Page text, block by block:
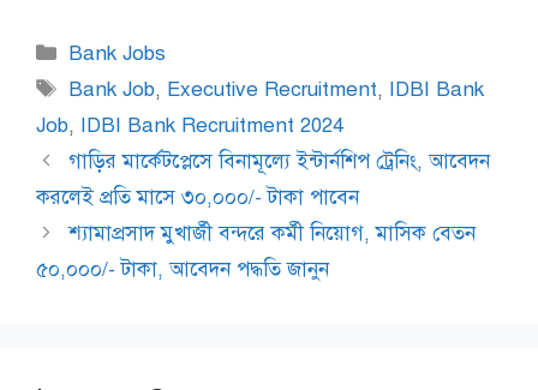
Categories
Bank Jobs
Tags
Bank Job, Executive Recruitment, IDBI Bank
Job, IDBI Bank Recruitment 2024
গাড়ির মার্কেটপ্লেসে বিনামূল্যে ইন্টার্নশিপ ট্রেনিং, আবেদন
করলেই প্রতি মাসে ৩০,০০০/- টাকা পাবেন
শ্যামাপ্রসাদ মুখার্জী বন্দরে কর্মী নিয়োগ, মাসিক বেতন
৫০,০০০/- টাকা, আবেদন পদ্ধতি জানুন